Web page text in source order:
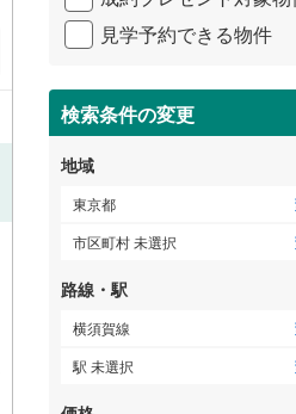
イ
ペ
ジ
に
保
存
す
る
見学予約できる物件
検索条件の変更
地域
東京都
市区町村 未選択
路線・駅
横須賀線
駅 未選択
京急本線(11)
東京臨海高速鉄道りんかい線
（5）